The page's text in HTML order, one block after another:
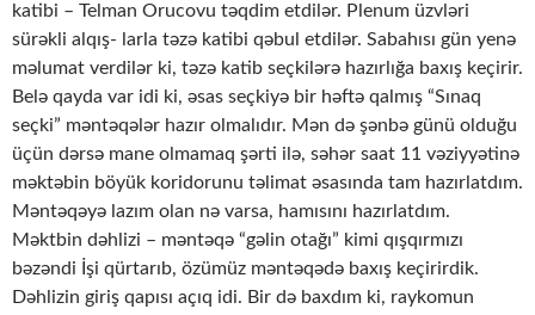
katibi – Telman Orucovu təqdim etdilər. Plenum üzvləri
sürəkli alqış- larla təzə katibi qəbul etdilər. Sabahısı gün yenə
məlumat verdilər ki, təzə katib seçkilərə hazırlığa baxış keçirir.
Belə qayda var idi ki, əsas seçkiyə bir həftə qalmış “Sınaq
seçki” məntəqələr hazır olmalıdır. Mən də şənbə günü olduğu
üçün dərsə mane olmamaq şərti ilə, səhər saat 11 vəziyyətinə
məktəbin böyük koridorunu təlimat əsasında tam hazırlatdım.
Məntəqəyə lazım olan nə varsa, hamısını hazırlatdım.
Məktbin dəhlizi – məntəqə “gəlin otağı” kimi qışqırmızı
bəzəndi İşi qürtarıb, özümüz məntəqədə baxış keçirirdik.
Dəhlizin giriş qapısı açıq idi. Bir də baxdım ki, raykomun